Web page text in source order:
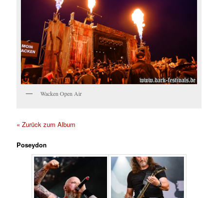
Wacken Open Air
« Zurück zum Album
Poseydon